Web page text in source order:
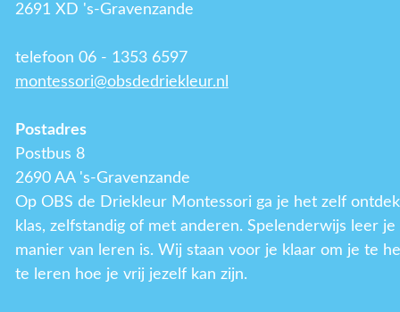
2691 XD 's-Gravenzande
telefoon 06 - 1353 6597
montessori@obsdedriekleur.nl
Postadres
Postbus 8
2690 AA 's-Gravenzande
Op OBS de Driekleur Montessori ga je het zelf
klas, zelfstandig of met anderen. Spelenderwijs leer
manier van leren is. Wij staan voor je klaar om je te
te leren hoe je vrij jezelf kan zijn.